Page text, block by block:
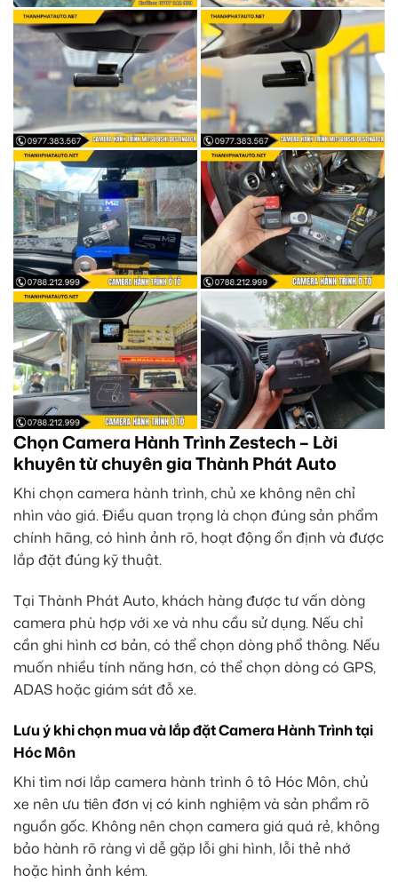
Chọn Camera Hành Trình Zestech – Lời
khuyên từ chuyên gia Thành Phát Auto
Khi chọn camera hành trình, chủ xe không nên chỉ
nhìn vào giá. Điều quan trọng là chọn đúng sản phẩm
chính hãng, có hình ảnh rõ, hoạt động ổn định và được
lắp đặt đúng kỹ thuật.
Tại Thành Phát Auto, khách hàng được tư vấn dòng
camera phù hợp với xe và nhu cầu sử dụng. Nếu chỉ
cần ghi hình cơ bản, có thể chọn dòng phổ thông. Nếu
muốn nhiều tính năng hơn, có thể chọn dòng có GPS,
ADAS hoặc giám sát đỗ xe.
Lưu ý khi chọn mua và lắp đặt Camera Hành Trình tại
Hóc Môn
Khi tìm nơi lắp camera hành trình ô tô Hóc Môn, chủ
xe nên ưu tiên đơn vị có kinh nghiệm và sản phẩm rõ
nguồn gốc. Không nên chọn camera giá quá rẻ, không
bảo hành rõ ràng vì dễ gặp lỗi ghi hình, lỗi thẻ nhớ
hoặc hình ảnh kém.